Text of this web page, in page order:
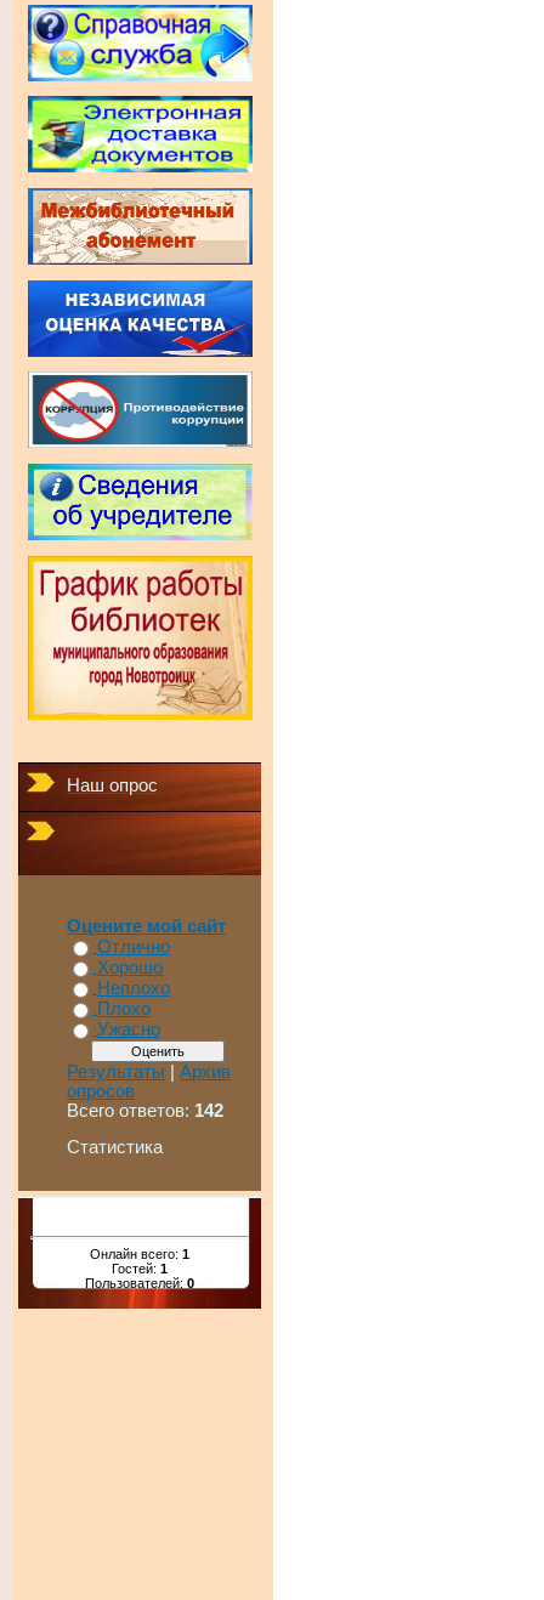
Наш опрос
Оцените мой сайт
Отлично
Хорошо
Неплохо
Плохо
Ужасно
Результаты | Архив
опросов
Всего ответов: 142
Статистика
Онлайн всего: 1
Гостей: 1
Пользователей: 0